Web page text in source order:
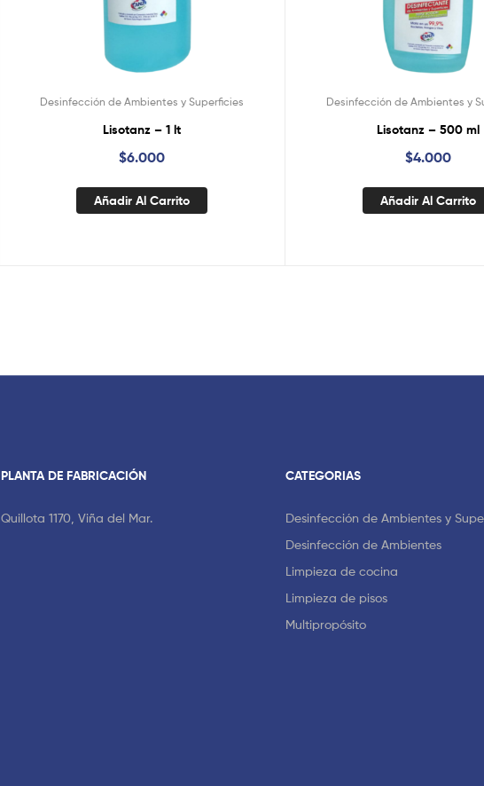
Desinfección de Ambientes y Superficies
Lisotanz – 1 lt
$6.000
Añadir Al Carrito
Desinfección de Ambientes y
Lisotanz – 500 ml
$4.000
Añadir Al Carrito
PLANTA DE FABRICACIÓN
Quillota 1170, Viña del Mar.
CATEGORIAS
Desinfección de Ambientes y
Desinfección de Ambientes
Limpieza de cocina
Limpieza de pisos
Multipropósito